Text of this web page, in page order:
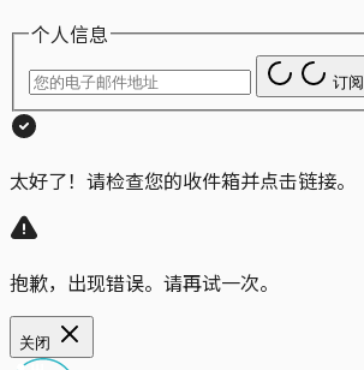
个人信息
订阅
太好了！请检查您的收件箱并点击链接。
抱歉，出现错误。请再试一次。
关闭